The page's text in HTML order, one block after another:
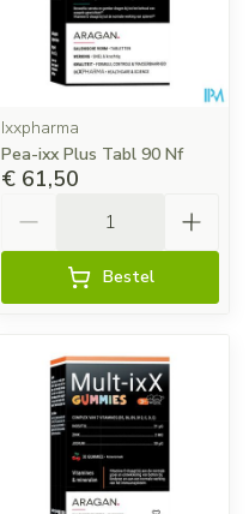
Ixxpharma
Pea-ixx Plus Tabl 90 Nf
€ 61,50
Bestel